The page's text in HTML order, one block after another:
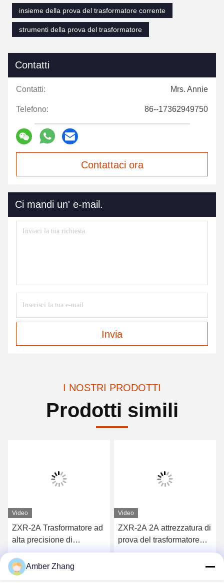
insieme della prova del trasformatore corrente
strumenti della prova del trasformatore
Contatti
Contatti: Mrs. Annie
Telefono: 86--17362949750
Contattaci ora
Ci mandi un' e-mail.
Invia
I NOSTRI PRODOTTI
Prodotti simili
Video
ZXR-2A Trasformatore ad
alta precisione di
resistenza a corrente
continua Set di prova 1mΩ
- 2kΩ Intervallo di misura
Ottieni il miglior prezzo
Video
ZXR-2A 2A attrezzatura di
prova del trasformatore
CA/CC Tester di
Amber Zhang